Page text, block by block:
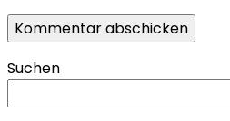
Suchen